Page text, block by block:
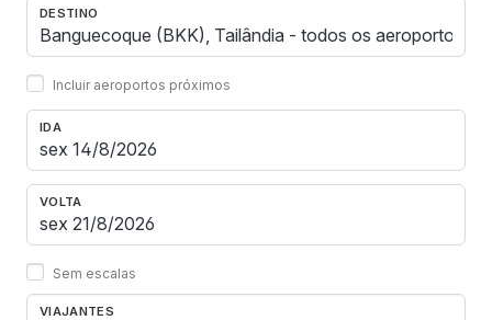
DESTINO
Incluir aeroportos próximos
IDA
VOLTA
Sem escalas
VIAJANTES